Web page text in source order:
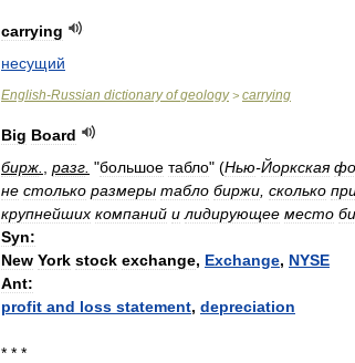
carrying
несущий
English-Russian dictionary of geology> carrying
Big Board
бирж
разг "большое табло" (Нью-Йоркская
не столько размеры табло биржи сколько
крупнейших компаний и лидирующее место
Syn:
New York stock exchange, Exchange, NYSE
Ant:
profit and loss statement, depreciation
* * *